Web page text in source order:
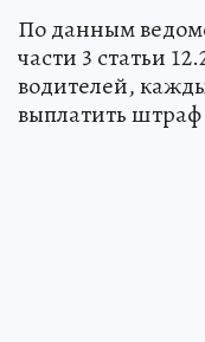
По данным
части 3 статьи
водителей,
выплатить штраф